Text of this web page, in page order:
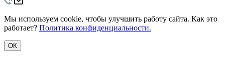
Мы используем cookie, чтобы улучшить работу сайта. Как это
работает? Политика конфиденциальности.
ОК